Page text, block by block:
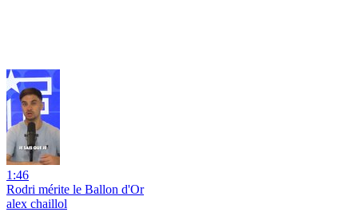
1:46
Rodri mérite le Ballon d'Or
alex chaillol